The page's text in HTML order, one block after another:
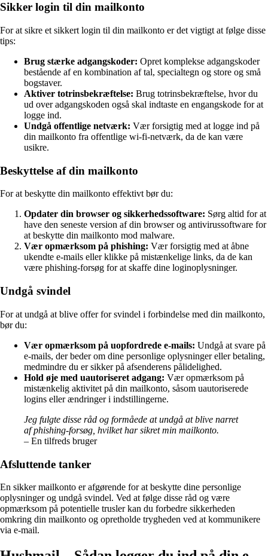
Sikker login til din mailkonto
For at sikre et sikkert login til din mailkonto er det vigtigt at følge disse
tips:
Brug stærke adgangskoder: Opret komplekse adgangskoder
bestående af en kombination af tal, specialtegn og store og små
bogstaver.
Aktiver totrinsbekræftelse: Brug totrinsbekræftelse, hvor du
ud over adgangskoden også skal indtaste en engangskode for at
logge ind.
Undgå offentlige netværk: Vær forsigtig med at logge ind på
din mailkonto fra offentlige wi-fi-netværk, da de kan være
usikre.
Beskyttelse af din mailkonto
For at beskytte din mailkonto effektivt bør du:
Opdater din browser og sikkerhedssoftware: Sørg altid for at
have den seneste version af din browser og antivirussoftware for
at beskytte din mailkonto mod malware.
Vær opmærksom på phishing: Vær forsigtig med at åbne
ukendte e-mails eller klikke på mistænkelige links, da de kan
være phishing-forsøg for at skaffe dine loginoplysninger.
Undgå svindel
For at undgå at blive offer for svindel i forbindelse med din mailkonto,
bør du:
Vær opmærksom på uopfordrede e-mails: Undgå at svare på
e-mails, der beder om dine personlige oplysninger eller betaling,
medmindre du er sikker på afsenderens pålidelighed.
Hold øje med uautoriseret adgang: Vær opmærksom på
mistænkelig aktivitet på din mailkonto, såsom uautoriserede
logins eller ændringer i indstillingerne.
Jeg fulgte disse råd og formåede at undgå at blive narret
af phishing-forsøg, hvilket har sikret min mailkonto.
– En tilfreds bruger
Afsluttende tanker
En sikker mailkonto er afgørende for at beskytte dine personlige
oplysninger og undgå svindel. Ved at følge disse råd og være
opmærksom på potentielle trusler kan du forbedre sikkerheden
omkring din mailkonto og opretholde trygheden ved at kommunikere
via e-mail.